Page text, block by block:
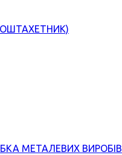
МЕТАЛЕВИХ ВИРОБІВ